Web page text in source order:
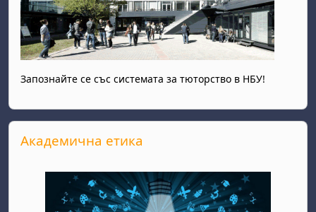
Запознайте се със системата за тюторство в НБУ!
Прескочи Академична етика
Академична етика